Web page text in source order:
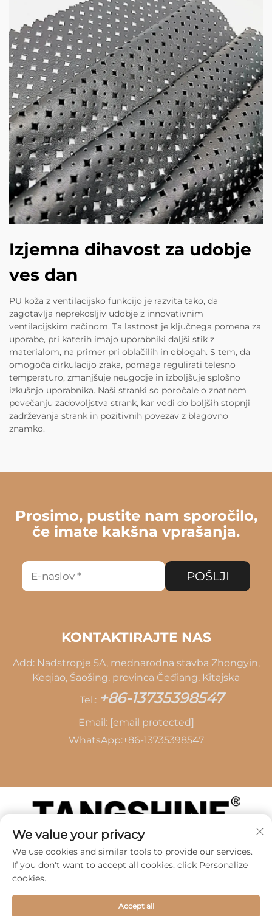
Izjemna dihavost za udobje
ves dan
PU koža z ventilacijsko funkcijo je razvita tako, da
zagotavlja neprekosljiv udobje z innovativnim
ventilacijskim načinom. Ta lastnost je ključnega pomena za
uporabe, pri katerih imajo uporabniki daljši stik z
materialom, na primer pri oblačilih in oblogah. S tem, da
omogoča cirkulacijo zraka, pomaga regulirati telesno
temperaturo, zmanjšuje neugodje in izboljšuje splošno
izkušnjo uporabnika. Naši stranki so poročale o znatnem
povečanju zadovoljstva strank, kar vodi do boljših stopnji
zadrževanja strank in pozitivnih povezav z blagovno
znamko.
Prosimo, pustite nam sporočilo,
če imate kakšna vprašanja.
POŠLJI
KONTAKTIRAJTE NAS
Add: Nadstropje 5A, mednarodna stavba Zhongyin,
Keqiao, Šaošing, provinca Čeđiang, Kitajska
Tel.: +86-13735398547
Email: [email protected]
WhatsApp:+86-13735398547
Avtorske pravice © 2026 SHAOXING TANG CAI
LEATHER CO., LTD - Politika zasebnosti
We value your privacy
We use cookies and similar tools to provide our services.
If you don't want to accept all cookies, click Personalize
cookies.
Accept all